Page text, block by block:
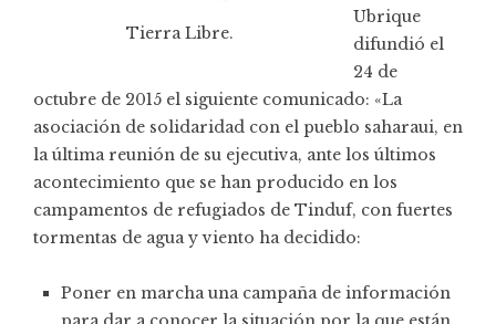
Tierra Libre.
Ubrique
difundió el
24 de
octubre de 2015 el siguiente comunicado: «La
asociación de solidaridad con el pueblo saharaui, en
la última reunión de su ejecutiva, ante los últimos
acontecimiento que se han producido en los
campamentos de refugiados de Tinduf, con fuertes
tormentas de agua y viento ha decidido:
Poner en marcha una campaña de información